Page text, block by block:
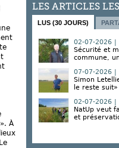
À
LES ARTICLES
LUS (30 JOURS)
02-07-2026 |
Sécurité et
commune,
07-07-2026 |
Simon
le reste suit»
02-07-2026 |
NatUp veut
et